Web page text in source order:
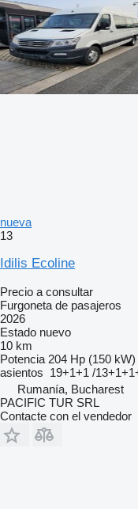
nueva
13
Idilis Ecoline
Precio a consultar
Furgoneta de pasajeros
2026
Estado nuevo
10 km
Potencia 204 Hp (150 kW)
asientos 19+1+1 /
Rumanía, Bucharest
PACIFIC TUR SRL
Contacte con el vendedor